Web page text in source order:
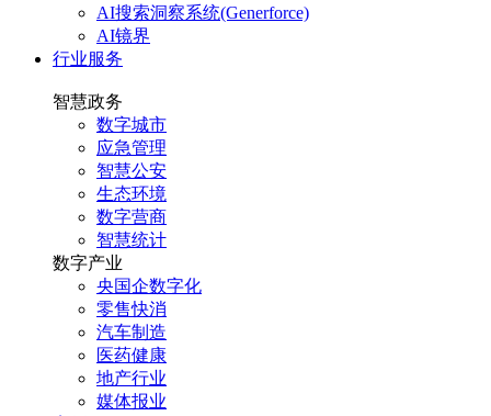
AI搜索洞察系统(Generforce)
AI镜界
行业服务
智慧政务
数字城市
应急管理
智慧公安
生态环境
数字营商
智慧统计
数字产业
央国企数字化
零售快消
汽车制造
医药健康
地产行业
媒体报业